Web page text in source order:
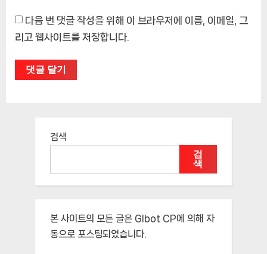
다음 번 댓글 작성을 위해 이 브라우저에 이름, 이메일, 그
리고 웹사이트를 저장합니다.
검색
검
색
본 사이트의 모든 글은 Glbot CP에 의해 자
동으로 포스팅되었습니다.